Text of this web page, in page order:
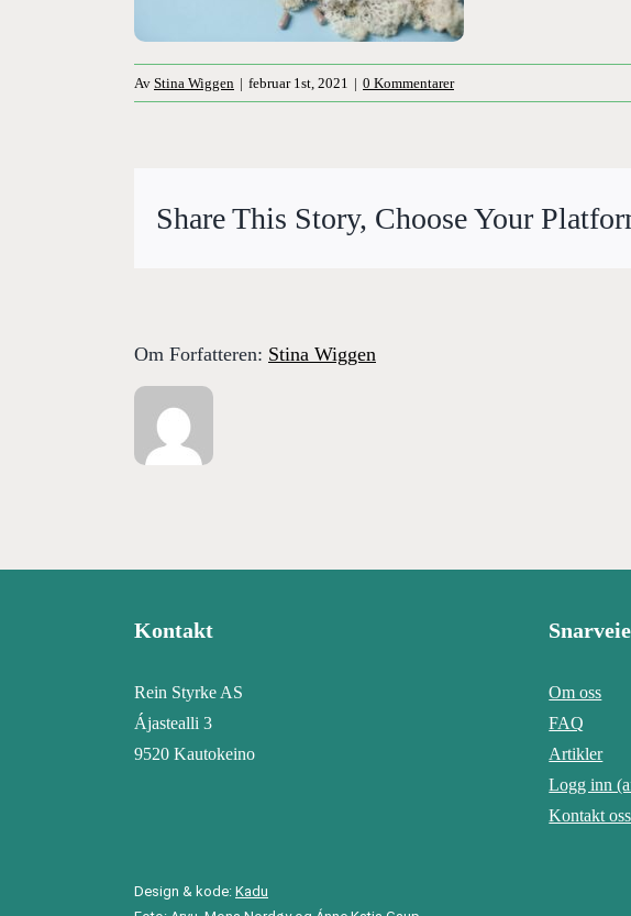
Av Stina Wiggen | februar 1st, 2021 | 0 Kommentarer
Share This Story, Choose Your
Om Forfatteren: Stina Wiggen
Kontakt
Rein Styrke AS
Ájastealli 3
9520 Kautokeino
Om oss
FAQ
Artikler
Logg inn
Kontakt oss
Design & kode: Kadu